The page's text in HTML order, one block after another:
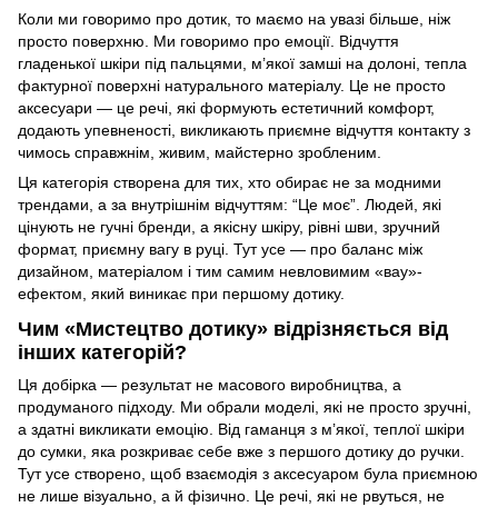
Коли ми говоримо про дотик, то маємо на увазі більше, ніж
просто поверхню. Ми говоримо про емоції. Відчуття
гладенької шкіри під пальцями, м’якої замші на долоні, тепла
фактурної поверхні натурального матеріалу. Це не просто
аксесуари — це речі, які формують естетичний комфорт,
додають упевненості, викликають приємне відчуття контакту з
чимось справжнім, живим, майстерно зробленим.
Ця категорія створена для тих, хто обирає не за модними
трендами, а за внутрішнім відчуттям: “Це моє”. Людей, які
цінують не гучні бренди, а якісну шкіру, рівні шви, зручний
формат, приємну вагу в руці. Тут усе — про баланс між
дизайном, матеріалом і тим самим невловимим «вау»-
ефектом, який виникає при першому дотику.
Чим «Мистецтво дотику» відрізняється від
інших категорій?
Ця добірка — результат не масового виробництва, а
продуманого підходу. Ми обрали моделі, які не просто зручні,
а здатні викликати емоцію. Від гаманця з м’якої, теплої шкіри
до сумки, яка розкриває себе вже з першого дотику до ручки.
Тут усе створено, щоб взаємодія з аксесуаром була приємною
не лише візуально, а й фізично. Це речі, які не рвуться, не